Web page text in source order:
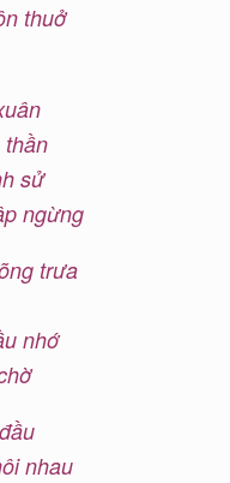
thuở
thần
sử
ngừng
trưa
nhớ
nhau